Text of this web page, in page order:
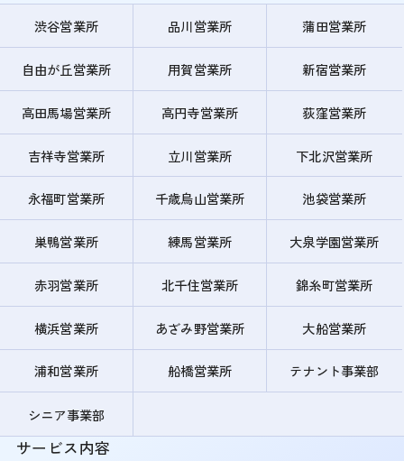
渋谷営業所 品川営業所 蒲田営業所
自由が丘営業所 用賀営業所 新宿営業所
高田馬場営業所 高円寺営業所 荻窪営業所
吉祥寺営業所 立川営業所 下北沢営業所
永福町営業所 千歳烏山営業所 池袋営業所
巣鴨営業所 練馬営業所 大泉学園営業所
赤羽営業所 北千住営業所 錦糸町営業所
横浜営業所 あざみ野営業所 大船営業所
浦和営業所 船橋営業所 テナント事業部
シニア事業部
サービス内容